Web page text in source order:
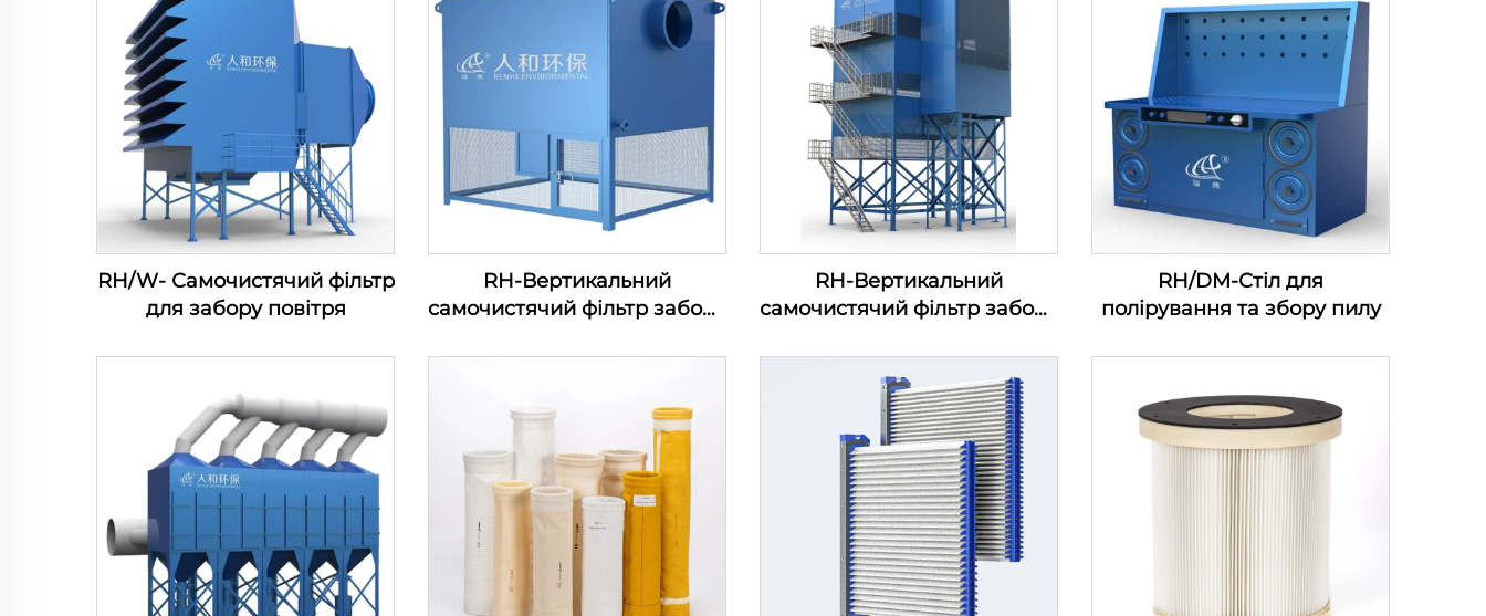
RH/W- Самочистячий фільтр
для забору повітря
RH-Вертикальний
самочистячий фільтр забору
входу повітряного
RH-Вертикальний
самочистячий фільтр забору
RH/DM-Стіл для
полірування та збору пилу